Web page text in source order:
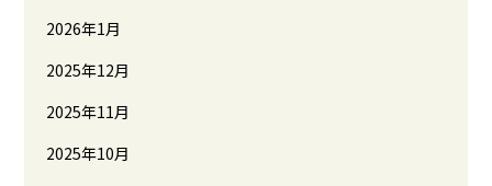
2026年1月
2025年12月
2025年11月
2025年10月